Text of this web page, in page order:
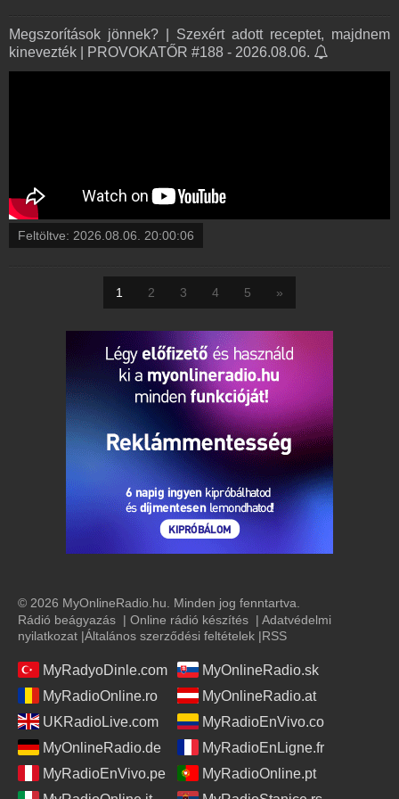
Megszorítások jönnek? | Szexért adott receptet, majdnem
kinevezték | PROVOKATŐR #188 - 2026.08.06.
Feltöltve: 2026.08.06. 20:00:06
1 2 3 4 5 »
© 2026 MyOnlineRadio.hu. Minden jog fenntartva.
Rádió beágyazás | Online rádió készítés | Adatvédelmi
nyilatkozat |Általános szerződési feltételek |RSS
MyRadyoDinle.com
MyOnlineRadio.sk
MyRadioOnline.ro
MyOnlineRadio.at
UKRadioLive.com
MyRadioEnVivo.co
MyOnlineRadio.de
MyRadioEnLigne.fr
MyRadioEnVivo.pe
MyRadioOnline.pt